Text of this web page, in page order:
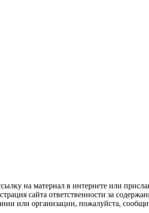
на материал в интернете или
сайта ответственности за
или организации, пожалуйста,